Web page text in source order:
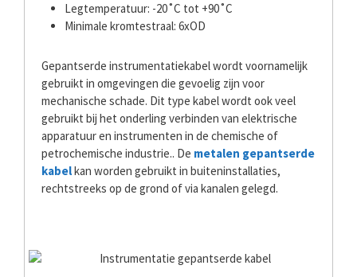
Legtemperatuur: -20˚C tot +90˚C
Minimale kromtestraal: 6xOD
Gepantserde instrumentatiekabel wordt voornamelijk
gebruikt in omgevingen die gevoelig zijn voor
mechanische schade. Dit type kabel wordt ook veel
gebruikt bij het onderling verbinden van elektrische
apparatuur en instrumenten in de chemische of
petrochemische industrie.. De metalen gepantserde
kabelkan worden gebruikt in buiteninstallaties,
rechtstreeks op de grond of via kanalen gelegd.